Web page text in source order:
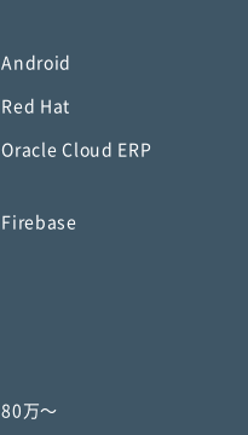
Android
Red Hat
Oracle Cloud ERP
Firebase
80万〜